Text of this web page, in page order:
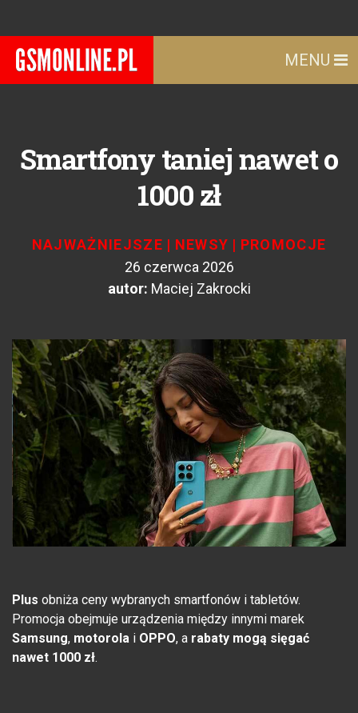
MENU
Smartfony taniej nawet o
1000 zł
NAJWAŻNIEJSZE | NEWSY | PROMOCJE
26 czerwca 2026
autor: Maciej Zakrocki
Plus obniża ceny wybranych smartfonów i tabletów.
Promocja obejmuje urządzenia między innymi marek
Samsung, motorola i OPPO, a rabaty mogą sięgać
nawet 1000 zł.